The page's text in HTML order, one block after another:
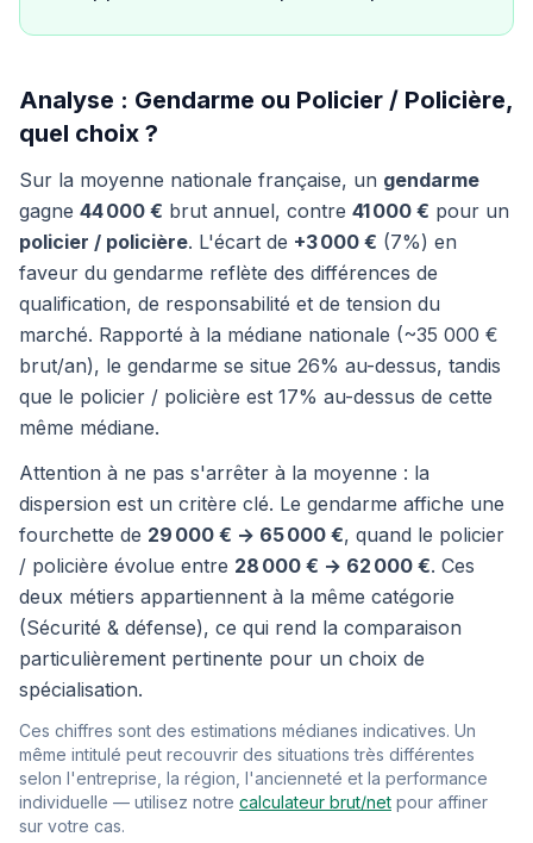
Analyse : Gendarme ou Policier / Policière,
quel choix ?
Sur la moyenne nationale française, un gendarme
gagne 44 000 € brut annuel, contre 41 000 € pour un
policier / policière. L'écart de +3 000 € (7%) en
faveur du gendarme reflète des différences de
qualification, de responsabilité et de tension du
marché. Rapporté à la médiane nationale (~35 000 €
brut/an), le gendarme se situe 26% au-dessus, tandis
que le policier / policière est 17% au-dessus de cette
même médiane.
Attention à ne pas s'arrêter à la moyenne : la
dispersion est un critère clé. Le gendarme affiche une
fourchette de 29 000 € → 65 000 €, quand le policier
/ policière évolue entre 28 000 € → 62 000 €. Ces
deux métiers appartiennent à la même catégorie
(Sécurité & défense), ce qui rend la comparaison
particulièrement pertinente pour un choix de
spécialisation.
Ces chiffres sont des estimations médianes indicatives. Un
même intitulé peut recouvrir des situations très différentes
selon l'entreprise, la région, l'ancienneté et la performance
individuelle — utilisez notre calculateur brut/net pour affiner
sur votre cas.